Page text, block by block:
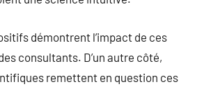
démontrent l’impact de ces
consultants. D’un autre côté,
remettent en question ces